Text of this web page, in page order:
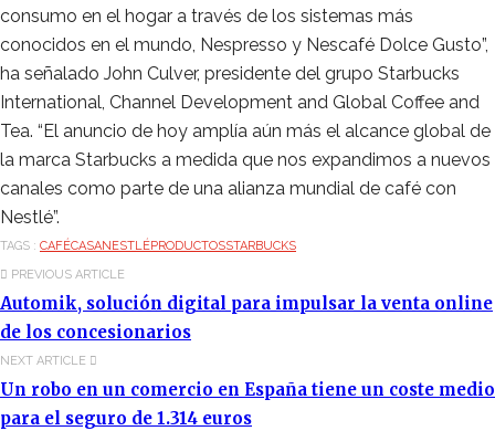
consumo en el hogar a través de los sistemas más
conocidos en el mundo, Nespresso y Nescafé Dolce Gusto”,
ha señalado John Culver, presidente del grupo Starbucks
International, Channel Development and Global Coffee and
Tea. “El anuncio de hoy amplía aún más el alcance global de
la marca Starbucks a medida que nos expandimos a nuevos
canales como parte de una alianza mundial de café con
Nestlé”.
TAGS : CAFÉCASANESTLÉPRODUCTOSSTARBUCKS
PREVIOUS ARTICLE
Automik, solución digital para impulsar la venta online
de los concesionarios
NEXT ARTICLE
Un robo en un comercio en España tiene un coste medio
para el seguro de 1.314 euros